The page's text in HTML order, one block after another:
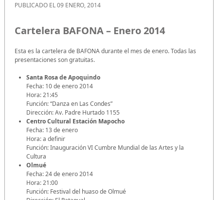
PUBLICADO EL 09 ENERO, 2014
Cartelera BAFONA – Enero 2014
Esta es la cartelera de BAFONA durante el mes de enero. Todas las
presentaciones son gratuitas.
Santa Rosa de Apoquindo
Fecha: 10 de enero 2014
Hora: 21:45
Función: “Danza en Las Condes”
Dirección: Av. Padre Hurtado 1155
Centro Cultural Estación Mapocho
Fecha: 13 de enero
Hora: a definir
Función: Inauguración VI Cumbre Mundial de las Artes y la
Cultura
Olmué
Fecha: 24 de enero 2014
Hora: 21:00
Función: Festival del huaso de Olmué